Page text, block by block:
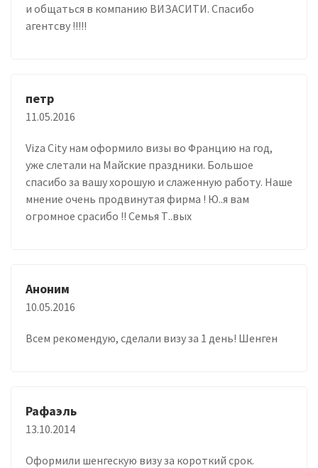
и общаться в компанию ВИЗАСИТИ. Спасибо
агентсву !!!!!
петр
11.05.2016
Viza City нам оформило визы во Францию на год,
уже слетали на Майские праздники. Большое
спасибо за вашу хорошую и слаженную работу. Наше
мнение очень продвинутая фирма ! Ю..я вам
огромное срасибо !! Семья Т..вых
Аноним
10.05.2016
Всем рекомендую, сделали визу за 1 день! Шенген
Рафаэль
13.10.2014
Оформили шенгескую визу за короткий срок.